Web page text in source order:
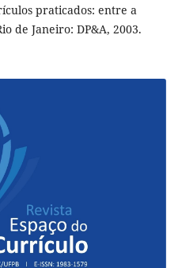
praticados: entre a
de Janeiro: DP&A, 2003.